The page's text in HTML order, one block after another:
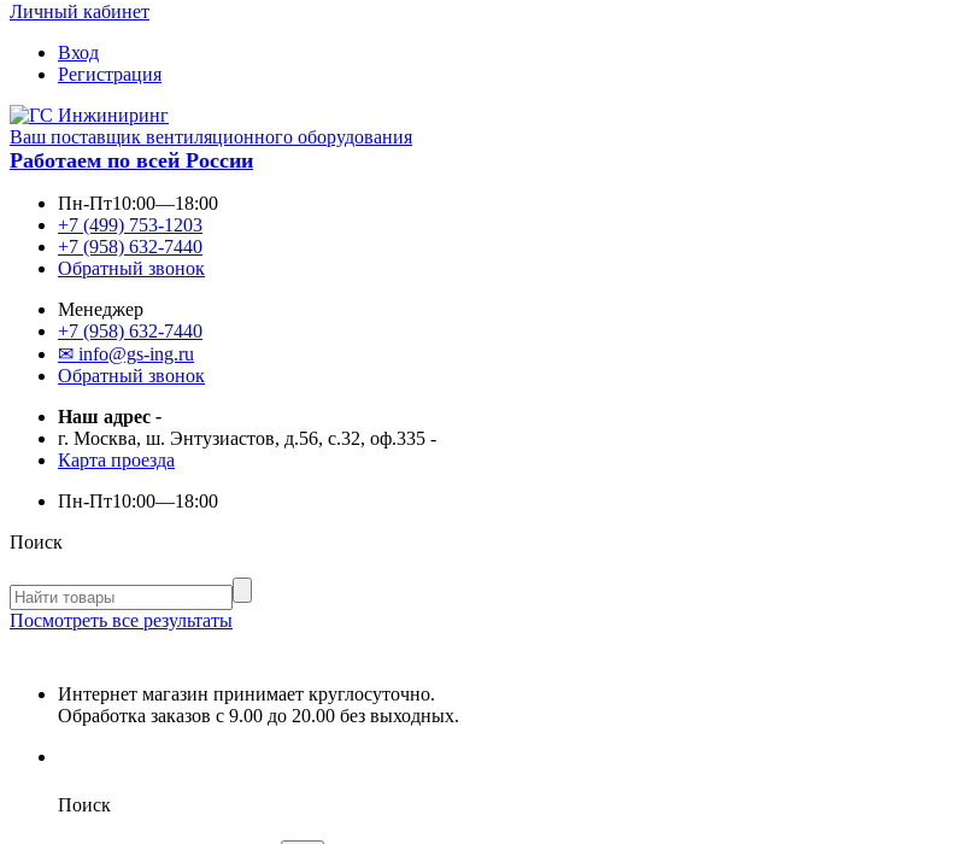
Личный кабинет
Вход
Регистрация
Ваш поставщик вентиляционного оборудования
Работаем по всей России
Пн-Пт10:00—18:00
+7 (499) 753-1203
+7 (958) 632-7440
Обратный звонок
Менеджер
+7 (958) 632-7440
✉ info@gs-ing.ru
Обратный звонок
Наш адрес -
г. Москва, ш. Энтузиастов, д.56, с.32, оф.335 -
Карта проезда
Пн-Пт10:00—18:00
Поиск
Посмотреть все результаты
Интернет магазин принимает круглосуточно.
Обработка заказов с 9.00 до 20.00 без выходных.
Поиск